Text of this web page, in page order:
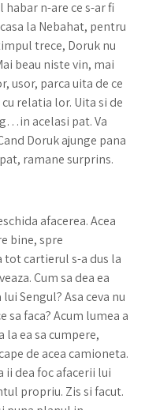
habar n-are ce s-ar fi
la Nebahat, pentru
trece, Doruk nu
beau niste vin, mai
usor, parca uita de ce
relatia lor. Uita si de
acelasi pat. Va
Doruk ajunge pana
ramane surprins.
afacerea. Acea
bine, spre
tot cartierul s-a dus la
Cum sa dea ea
Sengul? Asa ceva nu
sa faca? Acum lumea a
la ea sa cumpere,
de acea camioneta.
ii dea foc afacerii lui
propriu. Zis si facut.